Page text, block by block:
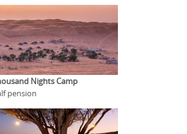
Nights Camp
pension